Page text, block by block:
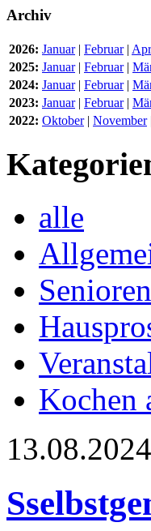
Archiv
2026: Januar| Februar|
2025: Januar| Februar|
2024: Januar| Februar|
2023: Januar| Februar|
2022: Oktober| November|
alle
Kochen
13.08.2024